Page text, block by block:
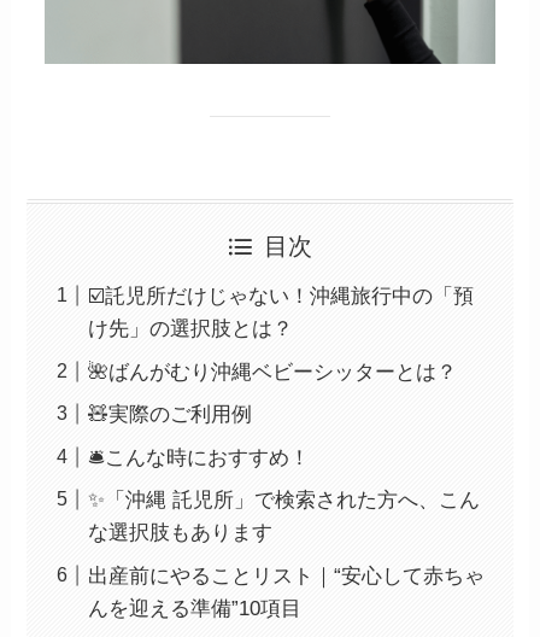
目次
☑️託児所だけじゃない！沖縄旅行中の「預
け先」の選択肢とは？
🌺ばんがむり沖縄ベビーシッターとは？
🧸実際のご利用例
🛎こんな時におすすめ！
✨「沖縄 託児所」で検索された方へ、こん
な選択肢もあります
出産前にやることリスト｜“安心して赤ちゃ
んを迎える準備”10項目